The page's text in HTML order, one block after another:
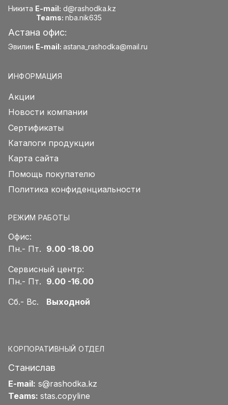
Никита E-mail: d@rashodka.kz
Teams: nba.nik635
Астана офис:
Эвилин E-mail: astana_rashodka@mail.ru
ИНФОРМАЦИЯ
Акции
Новости компании
Сертификаты
Каталоги продукции
Карта сайта
Помощь покупателю
Политика конфиденциальности
РЕЖИМ РАБОТЫ
Офис:
Пн.- Пт. 9.00 -18.00
Сервисный центр:
Пн.- Пт. 9.00 -16.00
Сб.- Вс. Выходной
КОРПОРАТИВНЫЙ ОТДЕЛ
Станислав
E-mail: s@rashodka.kz
Teams: stas.copyline